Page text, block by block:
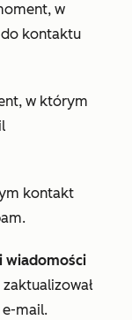
w
kontaktu
w którym
kontakt
wiadomości
mail.